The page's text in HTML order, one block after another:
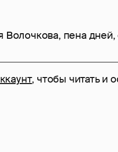
Волочкова, пена дней,
, чтобы читать и